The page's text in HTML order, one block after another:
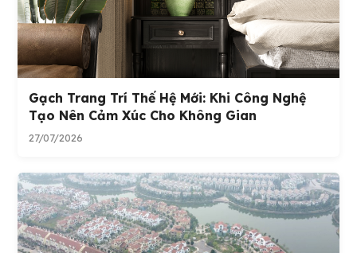
Gạch Trang Trí Thế Hệ Mới: Khi Công Nghệ
Tạo Nên Cảm Xúc Cho Không Gian
27/07/2026